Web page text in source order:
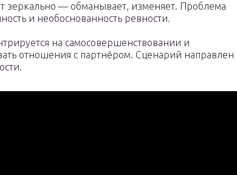
зеркально — обманывает, изменяет. Проблема
и необоснованность ревности.
на самосовершенствовании и
отношения с партнёром. Сценарий направлен